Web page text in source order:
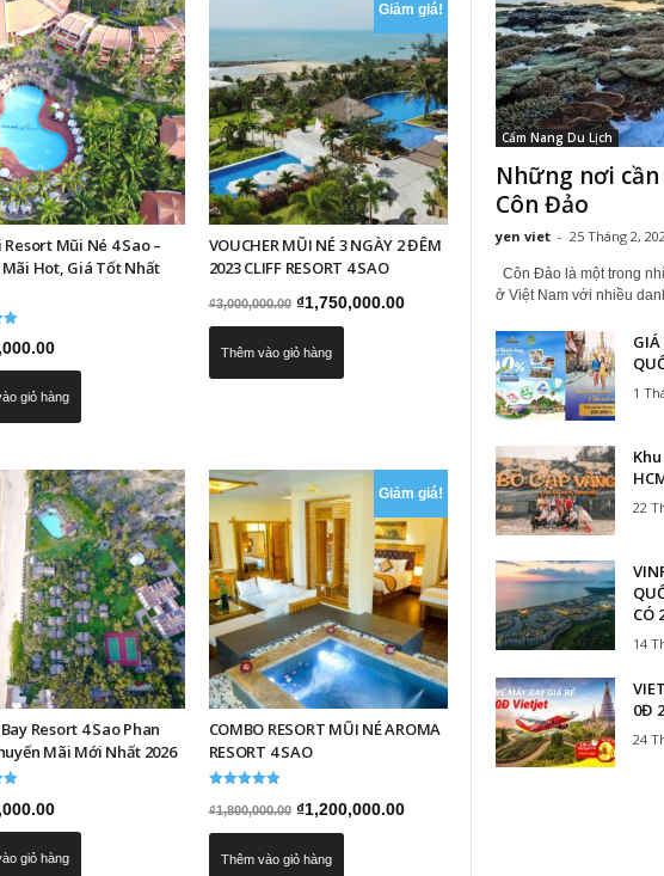
Resort Mũi Né 4 Sao –
Mãi Hot, Giá Tốt Nhất
giỏ hàng
Giảm giá!
VOUCHER MŨI NÉ 3 NGÀY 2 ĐÊM
2023 CLIFF RESORT 4 SAO
₫3,000,000.00 Giá
gốc
là:
₫1,750,000.00Giá
₫1,750,000.00.
Thêm vào giỏ hàng
Resort 4 Sao Phan
Mãi Mới Nhất 2026
giỏ hàng
Giảm giá!
COMBO RESORT MŨI NÉ AROMA
RESORT 4 SAO
hạng
5 sao
₫1,800,000.00 Giá
gốc
là:
₫1,200,000.00Giá
Thêm vào giỏ hàng
Cẩm Nang Du Lịch
Những nơi
Côn Đảo
yen viet - 25 Tháng 2,
Côn Đảo là một trong
ở Việt Nam với nhiều
GIÁ
1
22
CÓ
14
0Đ
24